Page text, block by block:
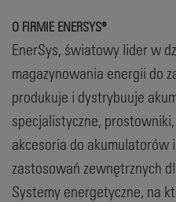
O FIRMIE ENERSYS®
EnerSys, światowy lider w
magazynowania energii do
produkuje i dystrybuuje
specjalistyczne,
akcesoria do akumulatorów
zastosowań zewnętrznych
Systemy energetyczne, na